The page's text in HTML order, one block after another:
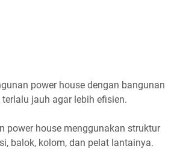
power house dengan bangunan
jauh agar lebih efisien.
power house menggunakan struktur
balok, kolom, dan pelat lantainya.